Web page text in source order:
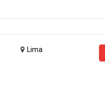
Lima